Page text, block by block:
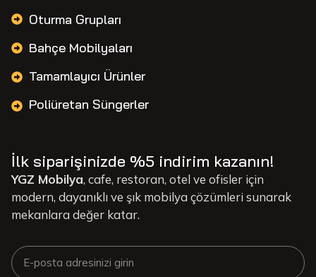
Oturma Grupları
Bahçe Mobilyaları
Tamamlayıcı Ürünler
Poliüretan Süngerler
İlk siparişinizde %5 indirim kazanın!
YGZ Mobilya, cafe, restoran, otel ve ofisler için
modern, dayanıklı ve şık mobilya çözümleri sunarak
mekanlara değer katar.